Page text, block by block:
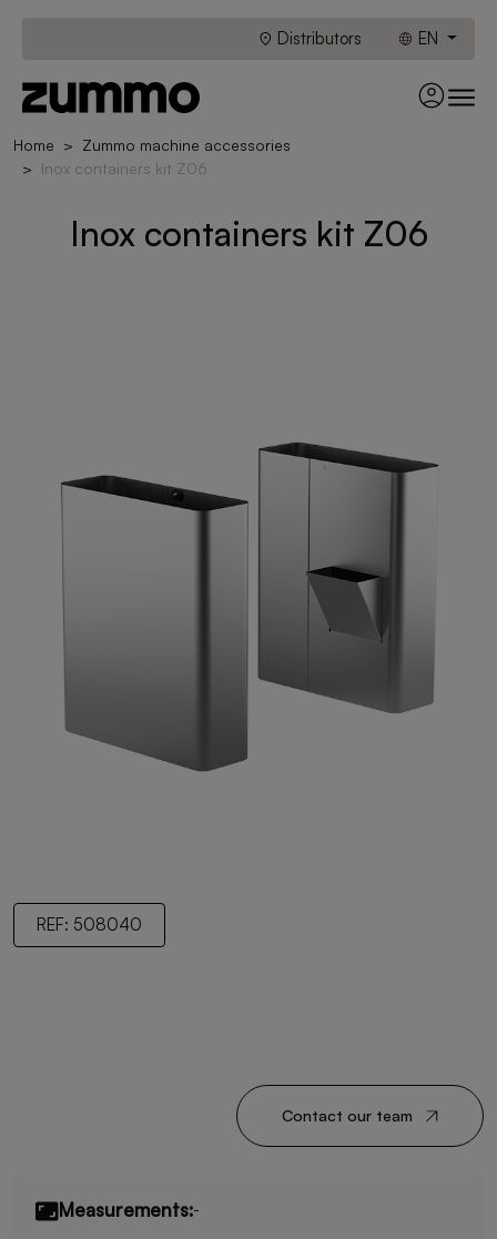
Distributors EN
Home
Zummo machine accessories
Inox containers kit Z06
Inox containers kit Z06
REF: 508040
Contact our team
Measurements:-